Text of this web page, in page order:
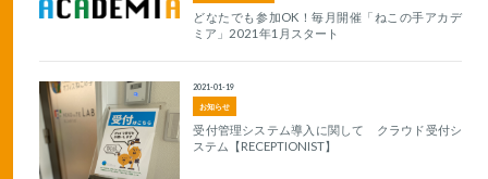
どなたでも参加OK！毎月開催「ねこの手アカデ
ミア」2021年1月スタート
お知らせ
2021-01-19
受付管理システム導入に関して クラウド受付シ
ステム【RECEPTIONIST】